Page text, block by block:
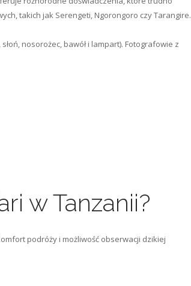
takich jak Serengeti, Ngorongoro czy Tarangire.
nosorożec, bawół i lampart). Fotografowie z
w Tanzanii?
podróży i możliwość obserwacji dzikiej